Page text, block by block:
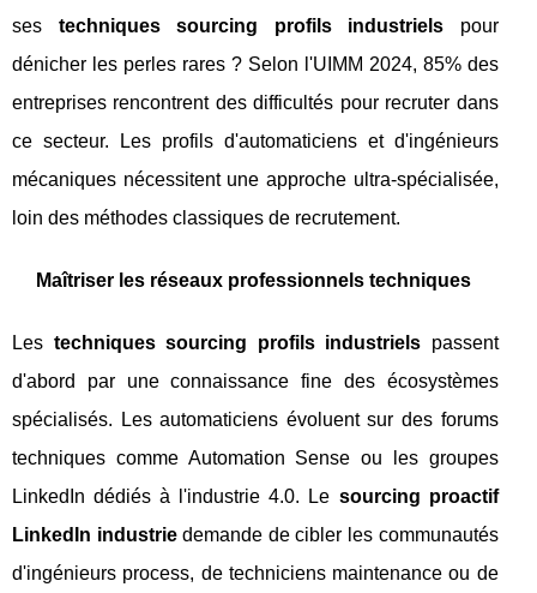
ses techniques sourcing profils industriels pour
dénicher les perles rares ? Selon l'UIMM 2024, 85% des
entreprises rencontrent des difficultés pour recruter dans
ce secteur. Les profils d'automaticiens et d'ingénieurs
mécaniques nécessitent une approche ultra-spécialisée,
loin des méthodes classiques de recrutement.
Maîtriser les réseaux professionnels techniques
Les techniques sourcing profils industriels passent
d'abord par une connaissance fine des écosystèmes
spécialisés. Les automaticiens évoluent sur des forums
techniques comme Automation Sense ou les groupes
LinkedIn dédiés à l'industrie 4.0. Le sourcing proactif
LinkedIn industriedemande de cibler les communautés
d'ingénieurs process, de techniciens maintenance ou de